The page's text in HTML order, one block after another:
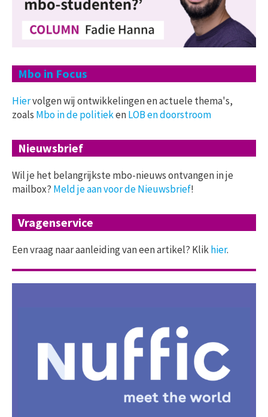
Mbo in Focus
Hiervolgen wij ontwikkelingen en actuele thema's,
zoals Mbo in de politiekenLOB en doorstroom
Nieuwsbrief
Wil je het belangrijkste mbo-nieuws ontvangen in je
mailbox? Meld je aan voor de Nieuwsbrief!
Vragenservice
Een vraag naar aanleiding van een artikel? Klikhier.